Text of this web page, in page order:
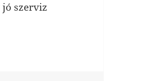
szerviz